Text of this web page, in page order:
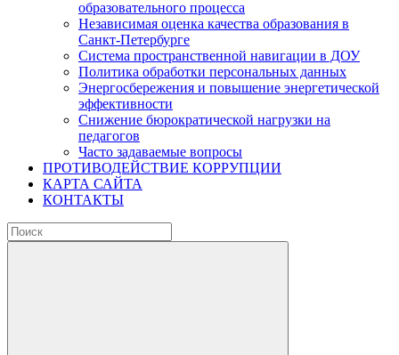
образовательного процесса
Независимая оценка качества образования в
Санкт-Петербурге
Система пространственной навигации в ДОУ
Политика обработки персональных данных
Энергосбережения и повышение энергетической
эффективности
Снижение бюрократической нагрузки на
педагогов
Часто задаваемые вопросы
ПРОТИВОДЕЙСТВИЕ КОРРУПЦИИ
КАРТА САЙТА
КОНТАКТЫ